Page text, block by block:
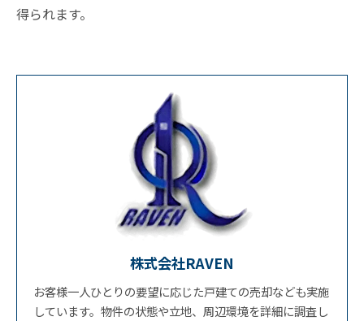
得られます。
株式会社RAVEN
お客様一人ひとりの要望に応じた戸建ての売却なども実施
しています。物件の状態や立地、周辺環境を詳細に調査し